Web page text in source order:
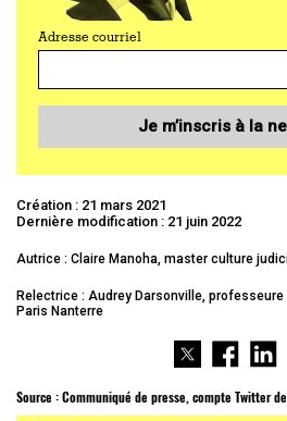
Adresse courriel
Je m’inscris à la
Création : 21 mars 2021
Dernière modification : 21 juin 2022
Autrice : Claire Manoha, master culture
Relectrice : Audrey Darsonville,
Paris Nanterre
Source :Communiqué de presse, compte Twitter